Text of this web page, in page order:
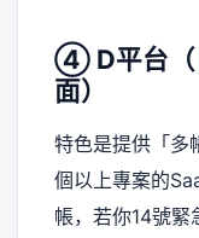
④ D平台（
面）
特色是提供「多
個以上專案的
帳，若你14號